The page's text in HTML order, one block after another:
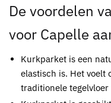
De voordelen
voor Capelle
Kurkparket is een
elastisch is. Het voelt
traditionele tegelvloer